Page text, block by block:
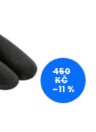
450
KČ
–11 %